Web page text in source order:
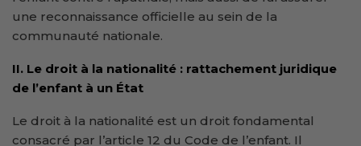
une reconnaissance officielle au sein de la
communauté nationale.
II. Le droit à la nationalité : rattachement juridique
de l’enfant à un État
Le droit à la nationalité est un droit fondamental
consacré par l’article 12 du Code de l’enfant. Il